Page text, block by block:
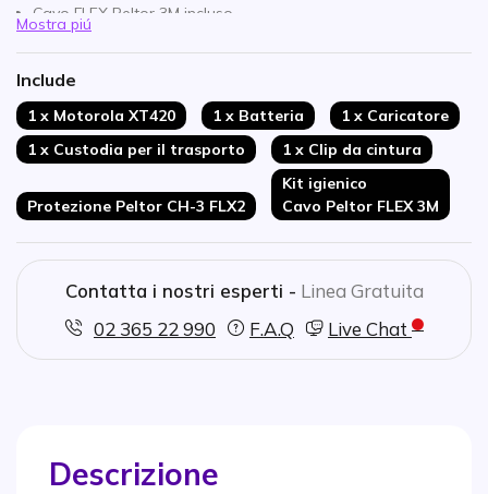
Cavo FLEX Peltor 3M incluso
Funzione Vox a mani libere (senza accessori)
Robusto certificato IP55
Durata della batteria fino a 20 ore
Mostra piú
Include
1 x Motorola XT420 1 x Batteria
1 x Caricatore
1 x Custodia per il trasporto
1 x Clip da cintura
Protezione Peltor CH-3 FLX2
Kit igienico
Cavo Peltor FLEX 3M
Contatta i nostri esperti - Linea Gratuita
02 365 22 990
F.A.Q Live Chat
Descrizione